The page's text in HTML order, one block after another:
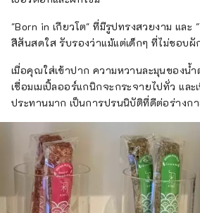
"Born in เกียวโต" ที่มีรูปทรงสวยงาม แล
สีสันสดใส รับรองว่าแม้แต่เด็กๆ ที่ไม่ชอบ
เมื่อคุณใส่เข้าปาก ความหวานละมุนของน้
เชื่อมเมเปิ้ลออร์แกนิกจะกระจายไปทั่ว แล
ประทานมาก เป็นการปรนนิบัติที่ดีต่อร่างก